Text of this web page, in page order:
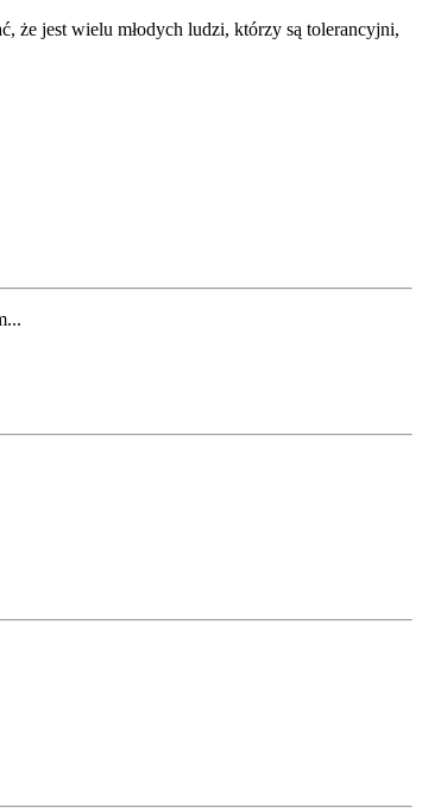
że jest wielu młodych ludzi, którzy są tolerancyjni,